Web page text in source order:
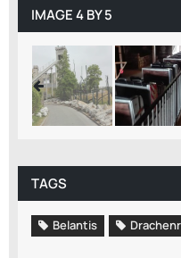
IMAGE 4 BY 5
TAGS
Belantis